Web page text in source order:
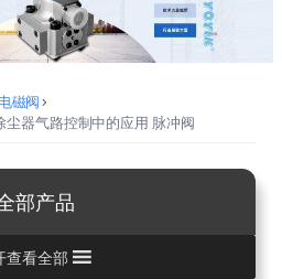
电磁阀>
尘器气路控制中的应用 脉冲阀
部产品
查看全部